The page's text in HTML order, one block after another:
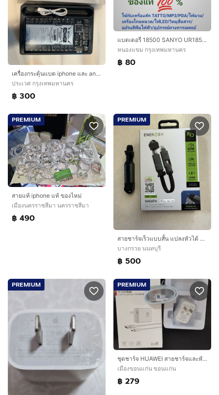
เครื่องกระตุ้นแบต iphone และ android
ประเวศ กรุงเทพมหานคร
฿ 300
แบตเตอรี่ 18500 SANYO UR18500FK 3.7V-4.2V 1700mAh 3.4A ของแท้
หนองแขม กรุงเทพมหานคร
฿ 80
PREMIUM
สายแท้ iphone แท้ ของไหม่
เมืองนครราชสีมา นครราชสีมา
฿ 490
PREMIUM
สายชาร์จเร็วแบบสั้น แปลงหัวได้ ENERGEA แท้ ครบกล่อง
บางกรวย นนทบุรี
฿ 500
PREMIUM PREMIUM
ชุดชาร์จ HUAWEI สายชาร์จและหัวชาร์จ40w 5atype c super charger
เมืองขอนแก่น ขอนแก่น
฿ 279